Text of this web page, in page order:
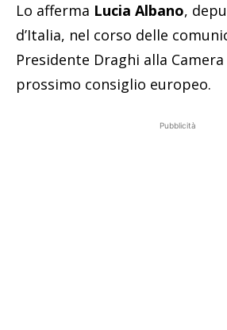
Lo afferma Lucia Albano,
d’Italia, nel corso delle
Presidente Draghi alla
prossimo consiglio europeo.
Pubblicità